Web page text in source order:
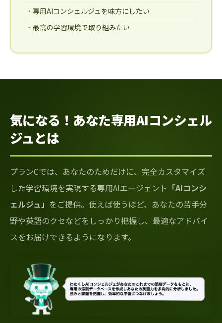
専用AIコンシェルジュを味方にしたい
最高の学習環境で取り組みたい
気になる！あなた専用AIコンシェル
ジュとは
プランCでは、あなたのためだけに、完全カスタマイズ
した学習環境を実現する専用AIエージェント 「AIコンシ
ェルジュ」 をご提供。使えば使うほど、あなたの苦手分
野や英語のクセなどをしっかり把握し、最適なアドバイ
スをお届けできるようになります。